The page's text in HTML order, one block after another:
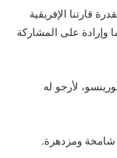
قارتنا الإفريقية
2063، وأقوى عزما وإرادة على المشاركة
لأرجو له
شامخة ومزدهرة.